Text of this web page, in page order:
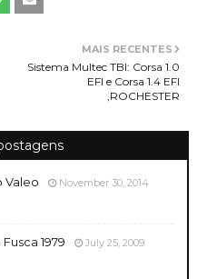
MAIS RECENTES
Sistema Multec TBI: Corsa 1.0
EFI e Corsa 1.4 EFI
,ROCHESTER
Valeo November 30, 2014
1979 July 25, 2009